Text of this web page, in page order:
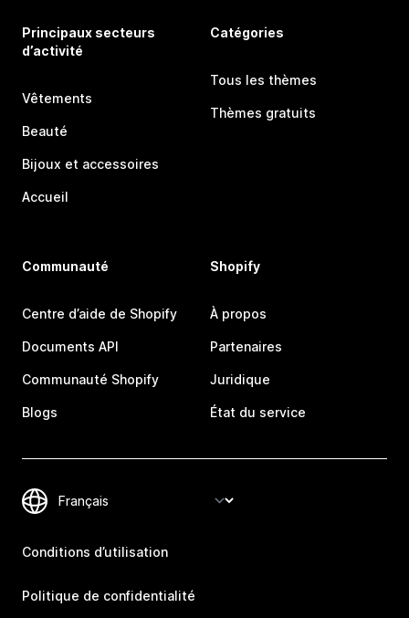
Principaux secteurs
d’activité
Vêtements
Beauté
Bijoux et accessoires
Accueil
Catégories
Tous les thèmes
Thèmes gratuits
Communauté
Centre d’aide de Shopify
Documents API
Communauté Shopify
Blogs
Shopify
À propos
Partenaires
Juridique
État du service
Conditions d’utilisation
Politique de confidentialité